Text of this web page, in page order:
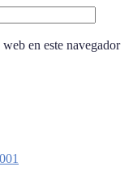
en este navegador